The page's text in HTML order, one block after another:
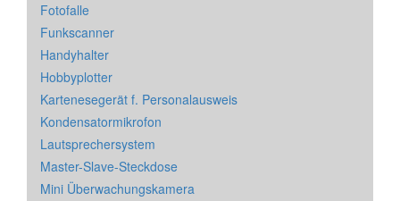
Fotofalle
Funkscanner
Handyhalter
Hobbyplotter
Kartenesegerät f. Personalausweis
Kondensatormikrofon
Lautsprechersystem
Master-Slave-Steckdose
Mini Überwachungskamera